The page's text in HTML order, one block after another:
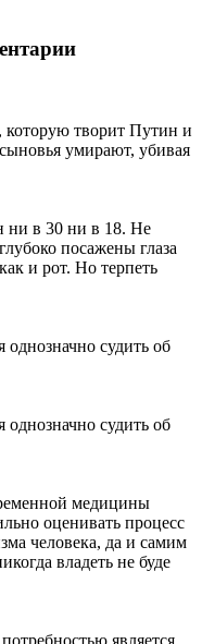
которую творит Путин и
умирают, убивая
ни в 30 ни в 18. Не
посажены глаза
и рот. Но терпеть
судить об
судить об
медицины
оценивать процесс
человека, да и самим
владеть не буде
является